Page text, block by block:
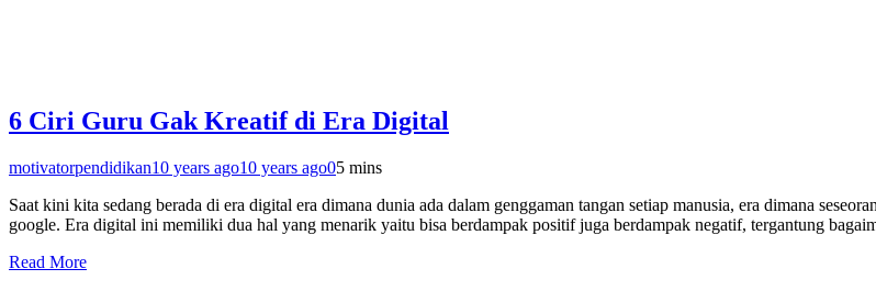
6 Ciri Guru Gak Kreatif di Era Digital
motivatorpendidikan10 years ago10 years ago05 mins
Saat kini kita sedang berada di era digital era dimana dunia ada dalam genggaman tangan setiap manusia, era dimana
google. Era digital ini memiliki dua hal yang menarik yaitu bisa berdampak positif juga berdampak negatif, tergantung
Read More